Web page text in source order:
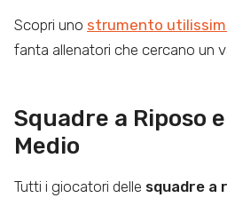
Scopri uno strumento
fanta allenatori che cercano un
Squadre a Riposo
Medio
Tutti i giocatori delle squadre a